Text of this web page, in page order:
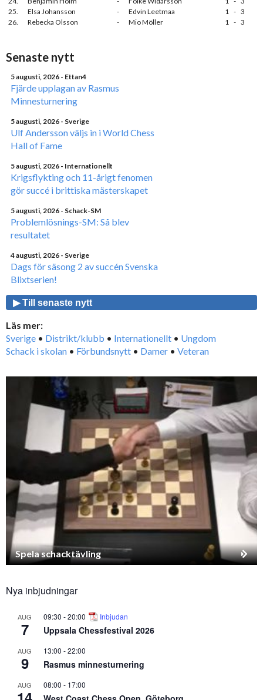
25.
Elsa Johansson - Edvin Leetmaa 1 - 3
26.
Rebecka Olsson - Mio Möller 1 - 3
Senaste nytt
5 augusti, 2026 - Ettan4
Fjärde upplagan av Rasmus
Minnesturnering
5 augusti, 2026 - Sverige
Ulf Andersson väljs in i World Chess
Hall of Fame
5 augusti, 2026 - Internationellt
Krigsflykting och 11-årigt fenomen
gör succé i brittiska mästerskapet
5 augusti, 2026 - Schack-SM
Problemlösnings-SM: Så blev
resultatet
4 augusti, 2026 - Sverige
Dags för säsong 2 av succén Svenska
Blixtserien!
▶ Till senaste nytt
Läs mer:
Sverige • Distrikt/klubb • Internationellt • Ungdom
Schack i skolan • Förbundsnytt • Damer • Veteran
Spela schacktävling
Nya inbjudningar
AUG
7
09:30 -20:00 Inbjudan
Uppsala Chessfestival 2026
AUG
9
13:00 -22:00
Rasmus minnesturnering
AUG 08:00 - 17:00